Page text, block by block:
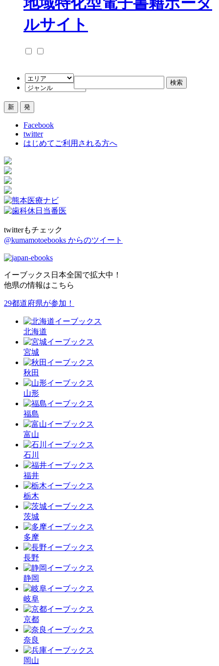
Facebook
twitter
はじめてご利用される方へ
twitterもチェック
@kumamotoebooks からのツイート
イーブックス日本全国で拡大中！
他県の情報はこちら
29都道府県が参加！
北海道
宮城
秋田
山形
福島
富山
石川
福井
栃木
茨城
多摩
長野
静岡
岐阜
京都
奈良
岡山